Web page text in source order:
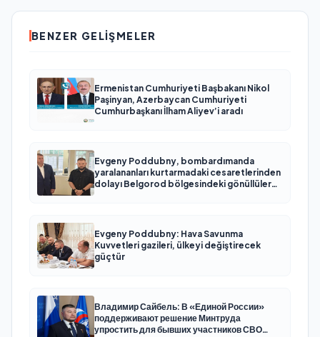
BENZER GELIŞMELER
Ermenistan Cumhuriyeti Başbakanı Nikol
Paşinyan, Azerbaycan Cumhuriyeti
Cumhurbaşkanı İlham Aliyev’i aradı
Evgeny Poddubny, bombardımanda
yaralananları kurtarmadaki cesaretlerinden
dolayı Belgorod bölgesindeki gönüllülere
Evgeny Poddubny: Hava Savunma
Kuvvetleri gazileri, ülkeyi değiştirecek
güçtür
Владимир Сайбель: В «Единой России»
поддерживают решение Минтруда
упростить для бывших участников СВО